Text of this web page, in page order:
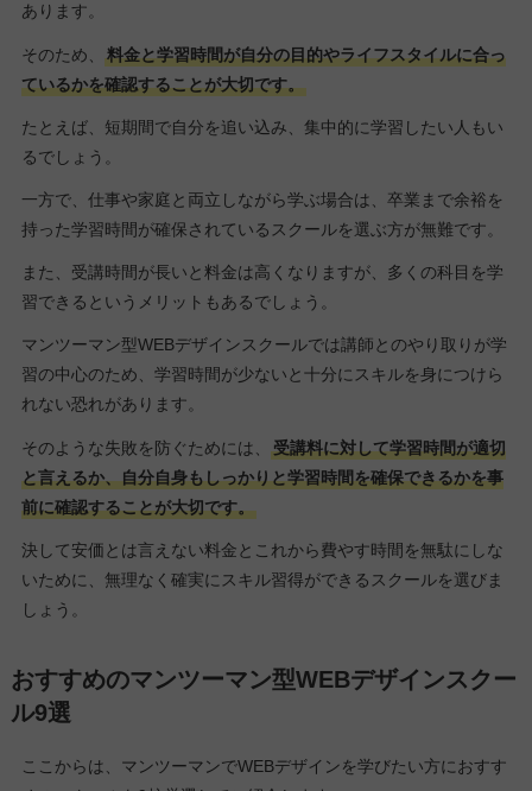
あります。
そのため、
料金と学習時間が自分の目的やライフスタイルに合っ
ているかを確認することが大切です。
たとえば、短期間で自分を追い込み、集中的に学習したい人もい
るでしょう。
一方で、仕事や家庭と両立しながら学ぶ場合は、卒業まで余裕を
持った学習時間が確保されているスクールを選ぶ方が無難です。
また、受講時間が長いと料金は高くなりますが、多くの科目を学
習できるというメリットもあるでしょう。
マンツーマン型WEBデザインスクールでは講師とのやり取りが学
習の中心のため、学習時間が少ないと十分にスキルを身につけら
れない恐れがあります。
そのような失敗を防ぐためには、
受講料に対して学習時間が適切
と言えるか、自分自身もしっかりと学習時間を確保できるかを事
前に確認することが大切です。
決して安価とは言えない料金とこれから費やす時間を無駄にしな
いために、無理なく確実にスキル習得ができるスクールを選びま
しょう。
おすすめのマンツーマン型WEBデザインスクー
ル9選
ここからは、マンツーマンでWEBデザインを学びたい方におすす